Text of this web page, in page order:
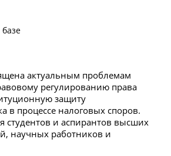
актуальным проблемам
регулированию права
защиту
в процессе налоговых споров.
студентов и аспирантов высших
научных работников и